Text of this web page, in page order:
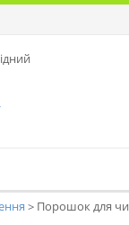
Порошок для